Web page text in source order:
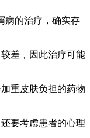
病的治疗，确实存
差，因此治疗可能
重皮肤负担的药物
要考虑患者的心理